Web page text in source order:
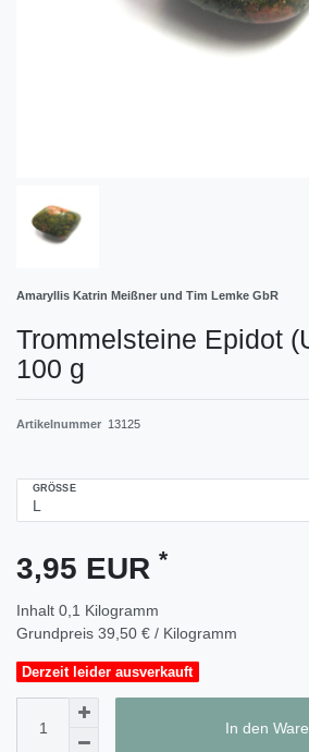
Amaryllis Katrin Meißner und Tim Lemke GbR
Trommelsteine Epidot
100 g
Artikelnummer 13125
GRÖSSE
3,95 EUR *
Inhalt 0,1 Kilogramm
Grundpreis 39,50 € / Kilogramm
Derzeit leider ausverkauft
In den